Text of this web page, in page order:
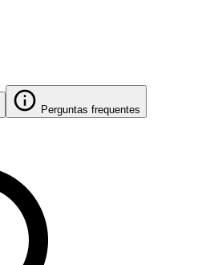
Perguntas frequentes